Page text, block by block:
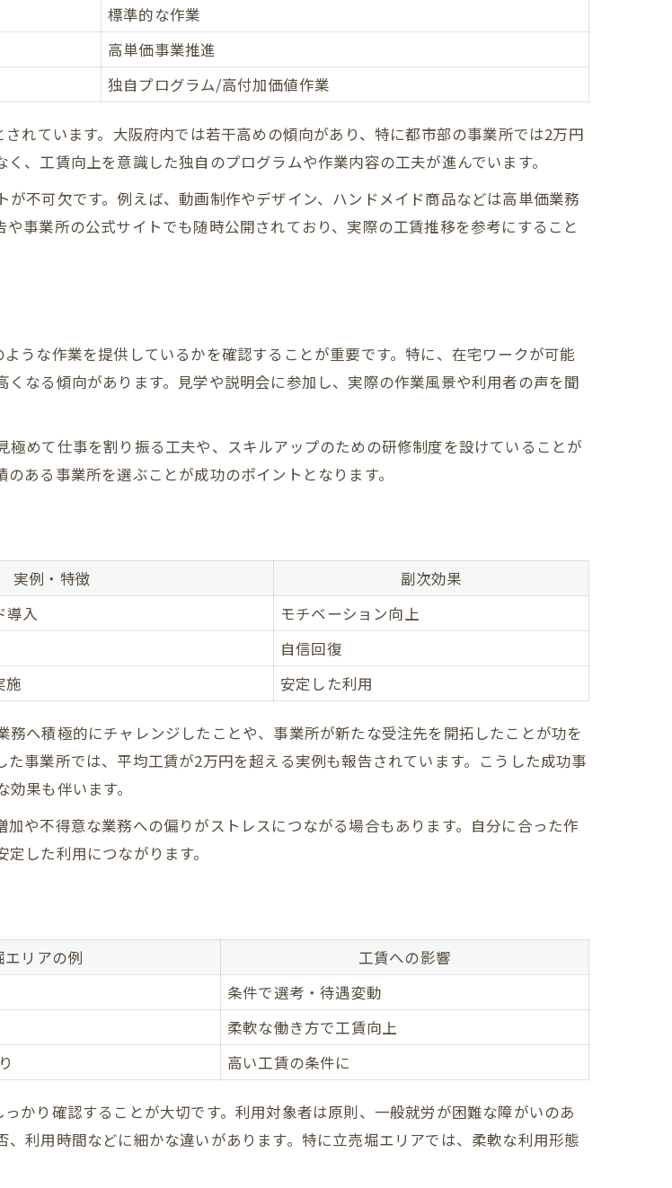
現のためのB型活動別比較
プを狙うための工夫と成功例
で収入増を目指すポイント
の特徴と選び方を整理
で分かるB型の選択肢広がる
援B型の活動内容を比較表で解説
動から選べるB型の魅力とは
標準的な作業
高単価事業推進
独自プログラム/高付加価値作業
れています。大阪府内では若干高めの傾向があり、特に都市部の事業所では2万円
、工賃向上を意識した独自のプログラムや作業内容の工夫が進んでいます。
不可欠です。例えば、動画制作やデザイン、ハンドメイド商品などは高単価業務
事業所の公式サイトでも随時公開されており、実際の工賃推移を参考にすること
うな作業を提供しているかを確認することが重要です。特に、在宅ワークが可能
なる傾向があります。見学や説明会に参加し、実際の作業風景や利用者の声を聞
めて仕事を割り振る工夫や、スキルアップのための研修制度を設けていることが
ある事業所を選ぶことが成功のポイントとなります。
実例・特徴
副次効果
導入
モチベーション向上
自信回復
施 安定した利用
へ積極的にチャレンジしたことや、事業所が新たな受注先を開拓したことが功を
事業所では、平均工賃が2万円を超える実例も報告されています。こうした成功事
果も伴います。
や不得意な業務への偏りがストレスにつながる場合もあります。自分に合った作
した利用につながります。
エリアの例
工賃への影響
条件で選考・待遇変動
柔軟な働き方で工賃向上
高い工賃の条件に
かり確認することが大切です。利用対象者は原則、一般就労が困難な障がいのあ
利用時間などに細かな違いがあります。特に立売堀エリアでは、柔軟な利用形態